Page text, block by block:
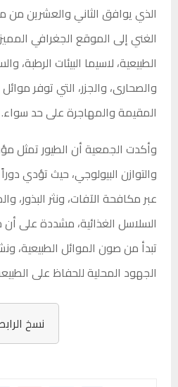
الذي يوافق الثاني والعشرين من
الغني إلى الموقع الجغرافي المميز
الطبيعية، لاسيما البيئات الرطبة،
والصحارى، والجزر، التي توفر
المقيمة والمهاجرة على حد سواء.
وأكدت الجمعية أن الطيور تمثل
والتوازن البيولوجي، حيث تؤدي
عبر مكافحة الآفات، ونثر البذور،
السلاسل الغذائية، مشددة على أن
تبدأ من صون الموائل الطبيعية،
الجهود المحلية للحفاظ على
نسخ